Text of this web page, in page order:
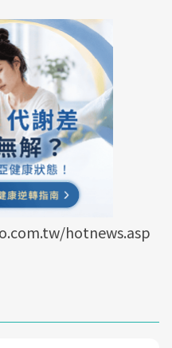
hotnews.asp